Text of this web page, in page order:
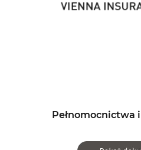
Pełnomocnictwa